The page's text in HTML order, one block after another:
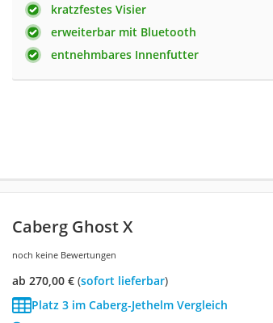
kratzfestes Visier
erweiterbar mit Bluetooth
entnehmbares Innenfutter
Caberg Ghost X
noch keine Bewertungen
ab 270,00 €( Sofort lieferbar)
Platz 3 im Caberg-Jethelm Vergleich